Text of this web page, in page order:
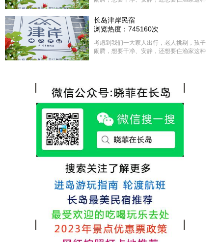
选择津岸民宿，实际体验客房很干净，饭菜
方面家里老人也很满意，整体饭菜给搭配的
很好，每顿饭也不重样的，海鲜确实是非常
的新鲜呢，另外值得一提的是，他家的海菜
包子非常好吃。 其实长岛可选的酒店、民宿
各不相同，可以根据自己的喜好选择。非常
热情，能根据我提出的需求来安排房间，这
点很好。
长岛津岸民宿
浏览热度：745160次
考虑到我们一大家人出行，老人挑剔，孩子
闹腾，想要干净、安静，还想要住渔家这种
选择津岸民宿，实际体验客房很干净，饭菜
很好，每顿饭也不重样的，海鲜确实是非常
的新鲜呢，另外值得一提的是，他家的海菜
包子非常好吃。 其实长岛可选的酒店、民宿
各不相同，可以根据自己的喜好选择。非常
推荐津岸民宿，关键是老板娘晓菲很细心、
热情，能根据我提出的需求来安排房间，这
点很好。